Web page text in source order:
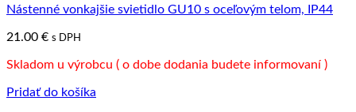
Nástenné vonkajšie svietidlo GU10 s oceľovým telom, IP44
21.00 € s DPH
Skladom u výrobcu ( o dobe dodania budete informovaní )
Pridať do košíka